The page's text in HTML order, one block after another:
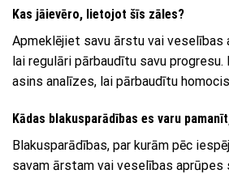
Kas jāievēro, lietojot šīs zāles?
Apmeklējiet savu ārstu vai
lai regulāri pārbaudītu savu
asins analīzes, lai pārbaudītu
Kādas blakusparādības es varu
Blakusparādības, par kurām pēc
savam ārstam vai veselības aprūpes